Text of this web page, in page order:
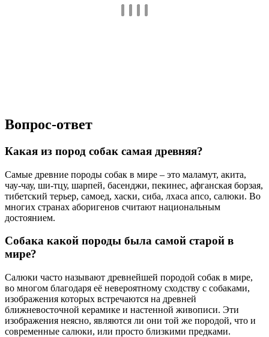
Вопрос-ответ
Какая из пород собак самая древняя?
Самые древние породы собак в мире – это маламут, акита,
чау-чау, ши-тцу, шарпей, басенджи, пекинес, афганская борзая,
тибетский терьер, самоед, хаски, сиба, лхаса апсо, салюки. Во
многих странах аборигенов считают национальным
достоянием.
Собака какой породы была самой старой в
мире?
Салюки часто называют древнейшей породой собак в мире,
во многом благодаря её невероятному сходству с собаками,
изображения которых встречаются на древней
ближневосточной керамике и настенной живописи. Эти
изображения неясно, являются ли они той же породой, что и
современные салюки, или просто близкими предками.